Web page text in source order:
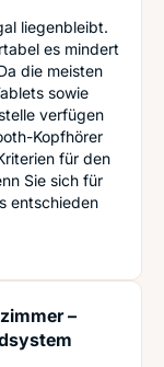
liegenbleibt.
es mindert
die meisten
sowie
verfügen
Kopfhörer
für den
Sie sich für
entschieden
Bluetooth-
–